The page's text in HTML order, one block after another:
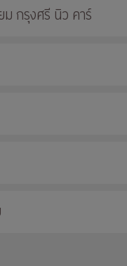
ม กรุงศรี นิว คาร์